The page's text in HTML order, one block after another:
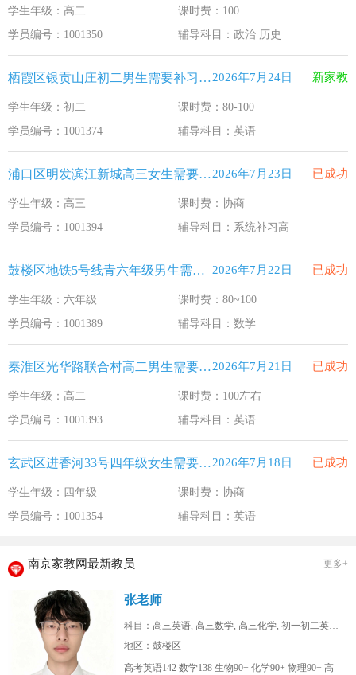
学生年级：高二
课时费：100
学员编号：1001350
辅导科目：政治 历史
栖霞区银贡山庄初二男生需要补习英语2026年7月24日 新家教
学生年级：初二
课时费：80-100
学员编号：1001374
辅导科目：英语
浦口区明发滨江新城高三女生需要补习系统补习高2026年7月23日 已成功
学生年级：高三
课时费：协商
学员编号：1001394
辅导科目：系统补习高
鼓楼区地铁5号线青六年级男生需要补习数学 2026年7月22日 已成功
学生年级：六年级
课时费：80~100
学员编号：1001389
辅导科目：数学
秦淮区光华路联合村高二男生需要补习英语2026年7月21日 已成功
学生年级：高二
课时费：100左右
学员编号：1001393
辅导科目：英语
玄武区进香河33号四年级女生需要补习英语2026年7月18日 已成功
学生年级：四年级
课时费：协商
学员编号：1001354
辅导科目：英语
南京家教网最新教员 更多+
张老师
科目：高三英语, 高三数学, 高三化学, 初一初二英语...
地区：鼓楼区
高考英语142 数学138 生物90+ 化学90+ 物理90+ 高